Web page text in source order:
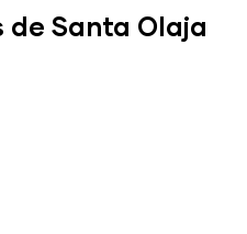
de Santa Olaja